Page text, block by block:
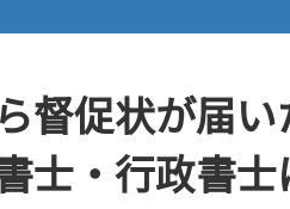
督促状が届
士・行政書